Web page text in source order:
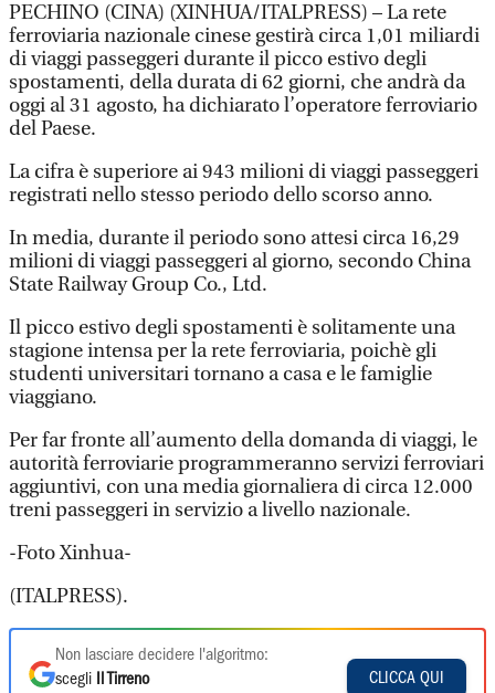
PECHINO (CINA) (XINHUA/ITALPRESS) – La rete
ferroviaria nazionale cinese gestirà circa 1,01 miliardi
di viaggi passeggeri durante il picco estivo degli
spostamenti, della durata di 62 giorni, che andrà da
oggi al 31 agosto, ha dichiarato l’operatore ferroviario
del Paese.
La cifra è superiore ai 943 milioni di viaggi passeggeri
registrati nello stesso periodo dello scorso anno.
In media, durante il periodo sono attesi circa 16,29
milioni di viaggi passeggeri al giorno, secondo China
State Railway Group Co., Ltd.
Il picco estivo degli spostamenti è solitamente una
stagione intensa per la rete ferroviaria, poichè gli
studenti universitari tornano a casa e le famiglie
viaggiano.
Per far fronte all’aumento della domanda di viaggi, le
autorità ferroviarie programmeranno servizi ferroviari
aggiuntivi, con una media giornaliera di circa 12.000
treni passeggeri in servizio a livello nazionale.
-Foto Xinhua-
(ITALPRESS).
Non lasciare decidere l'algoritmo:
scegli
Il Tirreno
CLICCA QUI